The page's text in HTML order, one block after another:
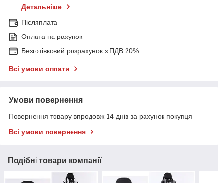
Детальніше
Післяплата
Оплата на рахунок
Безготівковий розрахунок з ПДВ 20%
Всі умови оплати
Умови повернення
Повернення товару впродовж 14 днів за рахунок покупця
Всі умови повернення
Подібні товари компанії